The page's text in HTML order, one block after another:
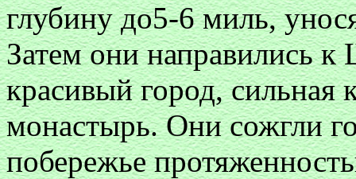
глубину до5-6 миль,
Затем они направились к
красивый город, сильная
монастырь. Они сожгли
побережье